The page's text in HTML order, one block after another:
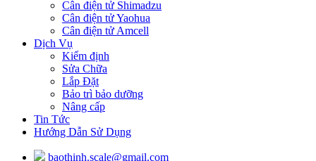
Cân điện tử Shimadzu
Cân điện tử Yaohua
Cân điện tử Amcell
Dịch Vụ
Kiểm định
Sửa Chữa
Lắp Đặt
Bảo trì bảo dưỡng
Nâng cấp
Tin Tức
Hướng Dẫn Sử Dụng
baothinh.scale@gmail.com